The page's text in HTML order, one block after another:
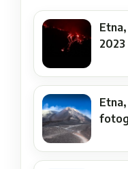
2023